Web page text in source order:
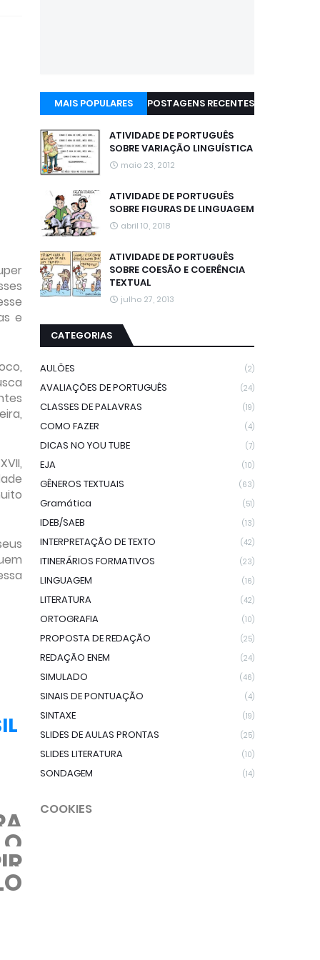
e
MAIS POPULARES POSTAGENS RECENTES
ATIVIDADE DE PORTUGUÊS
SOBRE VARIAÇÃO LINGUÍSTICA
maio 23, 2012
ATIVIDADE DE PORTUGUÊS
SOBRE FIGURAS DE LINGUAGEM
abril 10, 2018
ATIVIDADE DE PORTUGUÊS
SOBRE COESÃO E COERÊNCIA
TEXTUAL
julho 27, 2013
CATEGORIAS
AULÕES (2)
AVALIAÇÕES DE PORTUGUÊS (24)
CLASSES DE PALAVRAS (19)
COMO FAZER (4)
DICAS NO YOU TUBE (7)
EJA (10)
GÊNEROS TEXTUAIS (63)
Gramática (51)
IDEB/SAEB (13)
INTERPRETAÇÃO DE TEXTO (42)
ITINERÁRIOS FORMATIVOS (23)
LINGUAGEM (16)
LITERATURA (42)
ORTOGRAFIA (10)
PROPOSTA DE REDAÇÃO (25)
REDAÇÃO ENEM (24)
SIMULADO (46)
SINAIS DE PONTUAÇÃO (4)
SINTAXE (19)
SLIDES DE AULAS PRONTAS (25)
SLIDES LITERATURA (10)
SONDAGEM (14)
COOKIES